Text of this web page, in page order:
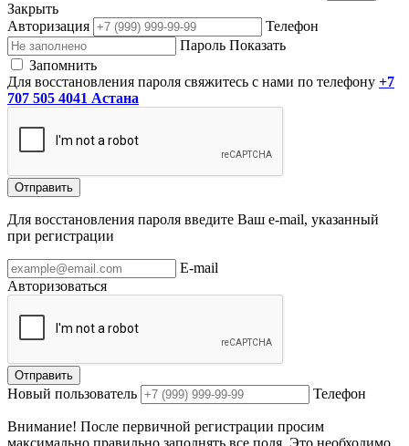
Закрыть
Авторизация
Телефон
Пароль Показать
Запомнить
Для восстановления пароля свяжитесь с нами по телефону +7
707 505 4041 Астана
Отправить
Для восстановления пароля введите Ваш e-mail, указанный
при регистрации
E-mail
Авторизоваться
Отправить
Новый пользователь Телефон
Внимание! После первичной регистрации просим